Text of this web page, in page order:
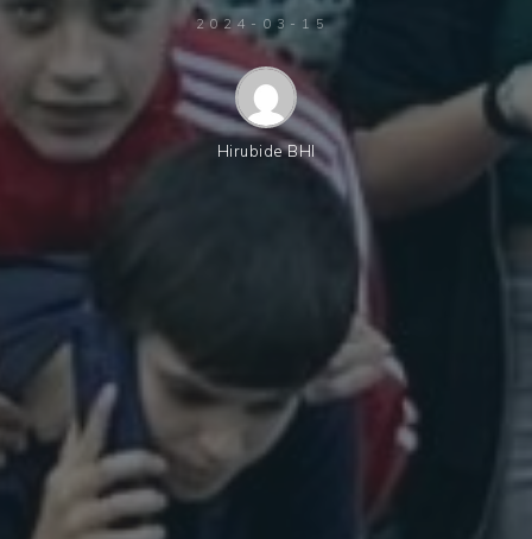
2024-03-15
Hirubide BHI